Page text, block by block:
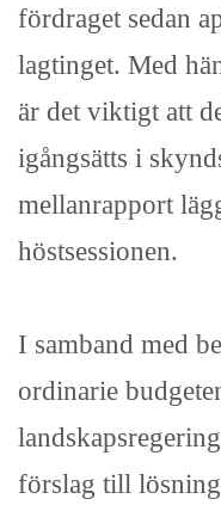
fördraget sedan
lagtinget. Med
är det viktigt att
igångsätts i
mellanrapport
höstsessionen.
I samband med
ordinarie
förslag till